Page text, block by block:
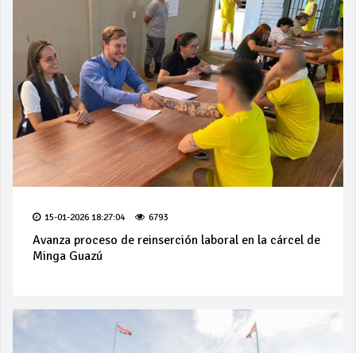
15-01-2026 18:27:04 6793
Avanza proceso de reinserción laboral en la cárcel de
Minga Guazú